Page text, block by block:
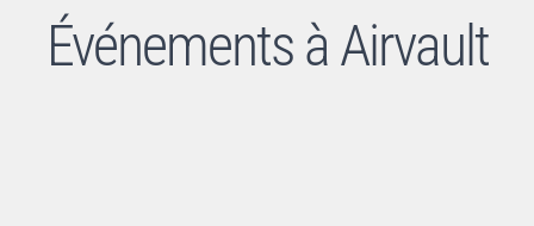
Événements à Airvault